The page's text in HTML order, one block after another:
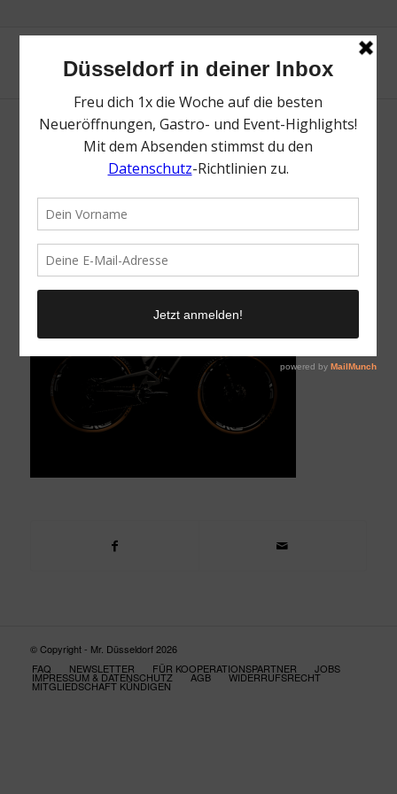
Baboon Bikes | Düsseldorf mit Fahrrad: Top
Foto: Baboon Bikes
© Copyright - Mr. Düsseldorf 2026
FAQ
NEWSLETTER FÜR KOOPERATIONSPARTNER JOBS
IMPRESSUM & DATENSCHUTZ AGB WIDERRUFSRECHT
MITGLIEDSCHAFT KÜNDIGEN